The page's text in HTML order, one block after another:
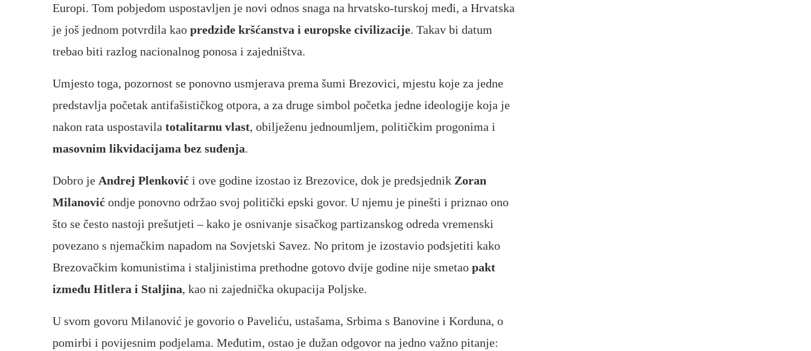
Europi. Tom pobjedom uspostavljen je novi odnos snaga na hrvatsko-turskoj međi, a Hrvatska
je još jednom potvrdila kao predziđe kršćanstva i europske civilizacije. Takav bi datum
trebao biti razlog nacionalnog ponosa i zajedništva.
Umjesto toga, pozornost se ponovno usmjerava prema šumi Brezovici, mjestu koje za jedne
predstavlja početak antifašističkog otpora, a za druge simbol početka jedne ideologije koja je
nakon rata uspostavila totalitarnu vlast, obilježenu jednoumljem, političkim progonima i
masovnim likvidacijama bez suđenja.
Dobro je Andrej Plenković i ove godine izostao iz Brezovice, dok je predsjednik Zoran
Milanović ondje ponovno održao svoj politički epski govor. U njemu je pinešti i priznao ono
što se često nastoji prešutjeti – kako je osnivanje sisačkog partizanskog odreda vremenski
povezano s njemačkim napadom na Sovjetski Savez. No pritom je izostavio podsjetiti kako
Brezovačkim komunistima i staljinistima prethodne gotovo dvije godine nije smetao pakt
između Hitlera i Staljina, kao ni zajednička okupacija Poljske.
U svom govoru Milanović je govorio o Paveliću, ustašama, Srbima s Banovine i Korduna, o
pomirbi i povijesnim podjelama. Međutim, ostao je dužan odgovor na jedno važno pitanje: